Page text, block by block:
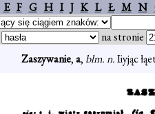
E F G H I J K L Ł M N
na stronie
Zaszywanie,a, blm. n.Iiyjąc